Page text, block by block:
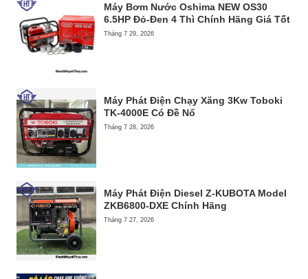
Máy Bơm Nước Oshima NEW OS30
6.5HP Đỏ-Đen 4 Thì Chính Hãng Giá Tốt
Tháng 7 29, 2026
Máy Phát Điện Chạy Xăng 3Kw Toboki
TK-4000E Có Đề Nổ
Tháng 7 28, 2026
Máy Phát Điện Diesel Z-KUBOTA Model
ZKB6800-DXE Chính Hãng
Tháng 7 27, 2026